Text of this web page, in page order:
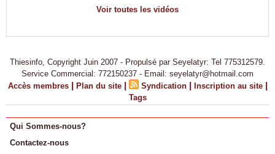
Voir toutes les vidéos
Thiesinfo, Copyright Juin 2007 - Propulsé par Seyelatyr: Tel 775312579.
Service Commercial: 772150237 - Email: seyelatyr@hotmail.com
Accès membres | Plan du site | Syndication | Inscription au site |
Tags
Qui Sommes-nous?
Contactez-nous